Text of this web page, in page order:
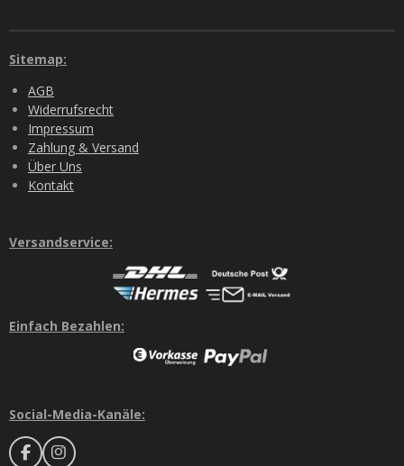
Sitemap:
AGB
Widerrufsrecht
Impressum
Zahlung & Versand
Über Uns
Kontakt
Versandservice:
Einfach Bezahlen:
Social-Media-Kanäle:
F
I